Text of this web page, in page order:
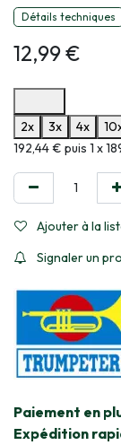
Détails techniques
12,99€
2x
3x 4x
Informations sur le
192,44 € puis 1 x
Ajouter à la
Signaler un
​Paiement en
Expédition